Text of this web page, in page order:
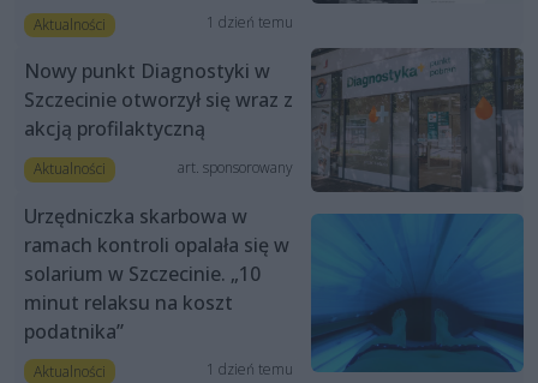
Aktualności 1 dzień temu
Nowy punkt Diagnostyki w
Szczecinie otworzył się wraz z
akcją profilaktyczną
Aktualności art. sponsorowany
Urzędniczka skarbowa w
ramach kontroli opalała się w
solarium w Szczecinie. „10
minut relaksu na koszt
podatnika”
Aktualności 1 dzień temu